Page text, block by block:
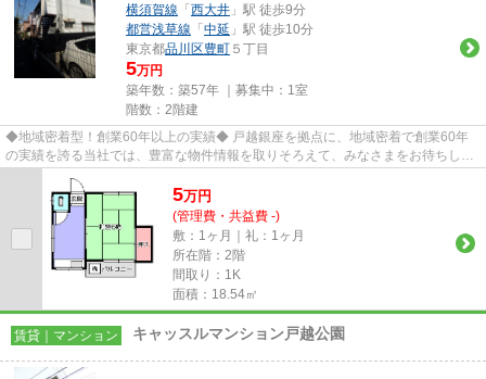
横須賀線 「 西大井 」駅 徒歩9分
都営浅草線 「 中延 」駅 徒歩10分
東京都品川区豊町 ５丁目
5万円
築年数：築57年 ｜募集中： 1室
階数：2階建
◆地域密着型！創業60年以上の実績◆ 戸越銀座を拠点に、地域密着で創業60年
の実績を誇る当社では、豊富な物件情報を取りそろえて、みなさまをお待ちして
5万円
(管理費・共益費 -)
敷：1ヶ月｜礼：1ヶ月
所在階：2階
間取り：1K
面積：18.54㎡
賃貸｜マンション キャッスルマンション戸越公園